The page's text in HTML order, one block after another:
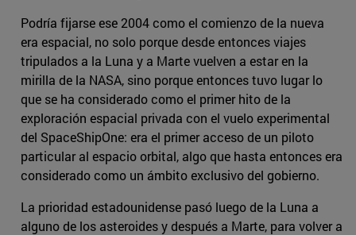
Podría fijarse ese 2004 como el comienzo de la nueva
era espacial, no solo porque desde entonces viajes
tripulados a la Luna y a Marte vuelven a estar en la
mirilla de la NASA, sino porque entonces tuvo lugar lo
que se ha considerado como el primer hito de la
exploración espacial privada con el vuelo experimental
del SpaceShipOne: era el primer acceso de un piloto
particular al espacio orbital, algo que hasta entonces era
considerado como un ámbito exclusivo del gobierno.
La prioridad estadounidense pasó luego de la Luna a
alguno de los asteroides y después a Marte, para volver a